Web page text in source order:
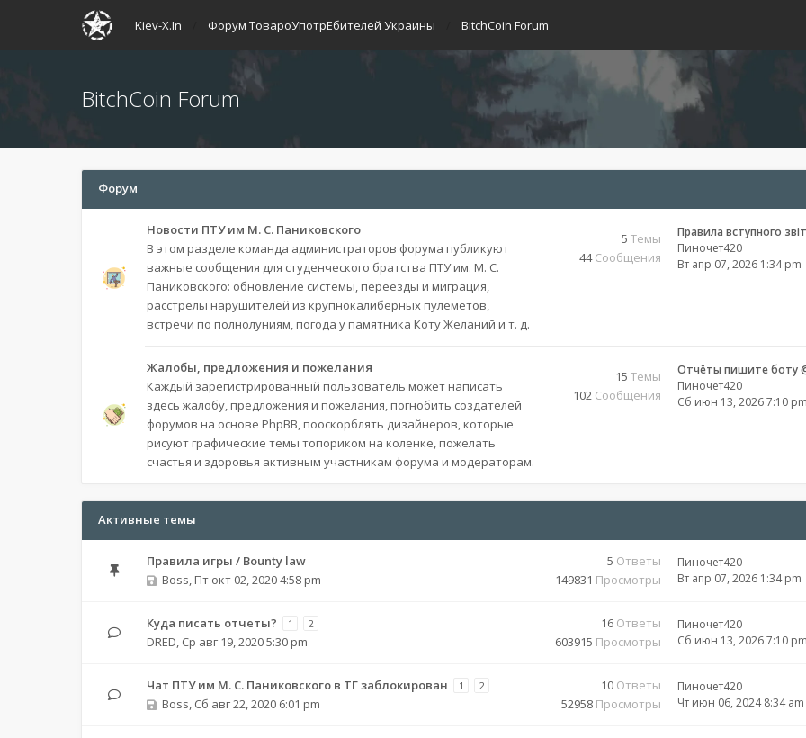
Kiev-X.In Форум ТовароУпотрЕбителей Украины BitchCoin Forum
BitchCoin Forum
Форум
Новости ПТУ им М. С. Паниковского
В этом разделе команда администраторов форума публикуют
важные сообщения для студенческого братства ПТУ им. М. С.
Паниковского: обновление системы, переезды и миграция,
расстрелы нарушителей из крупнокалиберных пулемётов,
встречи по полнолуниям, погода у памятника Коту Желаний и т. д.
5 Темы
44Сообщения
Правила вступного
Пиночет420
Вт апр 07, 2026 1:34 pm
Жалобы, предложения и пожелания
Каждый зарегистрированный пользователь может написать
здесь жалобу, предложения и пожелания, погнобить создателей
форумов на основе PhpBB, пооскорблять дизайнеров, которые
рисуют графические темы топориком на коленке, пожелать
счастья и здоровья активным участникам форума и модераторам.
15 Темы
102 Сообщения
Отчёты пишите боту
Пиночет420
Сб июн 13, 2026 7:10
Активные темы
Правила игры / Bounty law
Boss, Пт окт 02, 2020 4:58 pm
5 Ответы
149831 Просмотры
Пиночет420
Вт апр 07, 2026 1:34 pm
Куда писать отчеты? 1 2
DRED, Ср авг 19, 2020 5:30 pm
16 Ответы
603915 Просмотры
Пиночет420
Сб июн 13, 2026 7:10
Чат ПТУ им М. С. Паниковского в ТГ заблокирован 1 2
Boss, Сб авг 22, 2020 6:01 pm
10 Ответы
52958 Просмотры
Пиночет420
Чт июн 06, 2024 8:34 am